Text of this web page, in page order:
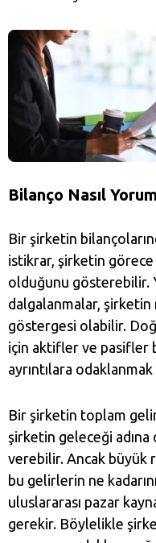
Bilanço Nasıl
Bir şirketin
istikrar, şirketin
olduğunu gösterebilir.
dalgalanmalar,
göstergesi olabilir.
için aktifler ve pasifler
ayrıntılara
Bir şirketin toplam
şirketin geleceği
verebilir. Ancak büyük
bu gelirlerin ne
uluslararası pazar
gerekir. Böylelikle